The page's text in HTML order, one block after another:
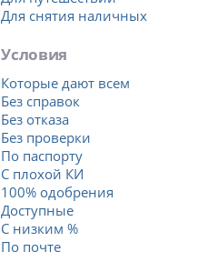
Для снятия наличных
Условия
Которые дают всем
Без справок
Без отказа
Без проверки
По паспорту
С плохой КИ
100% одобрения
Доступные
С низким %
По почте